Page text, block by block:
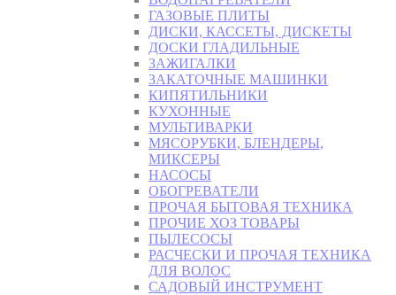
ГАЗОВЫЕ ПЛИТЫ
ДИСКИ, КАССЕТЫ, ДИСКЕТЫ
ДОСКИ ГЛАДИЛЬНЫЕ
ЗАЖИГАЛКИ
ЗАКАТОЧНЫЕ МАШИНКИ
КИПЯТИЛЬНИКИ
КУХОННЫЕ
МУЛЬТИВАРКИ
МЯСОРУБКИ, БЛЕНДЕРЫ,
МИКСЕРЫ
НАСОСЫ
ОБОГРЕВАТЕЛИ
ПРОЧАЯ БЫТОВАЯ ТЕХНИКА
ПРОЧИЕ ХОЗ ТОВАРЫ
ПЫЛЕСОСЫ
РАСЧЕСКИ И ПРОЧАЯ ТЕХНИКА
ДЛЯ ВОЛОС
САДОВЫЙ ИНСТРУМЕНТ